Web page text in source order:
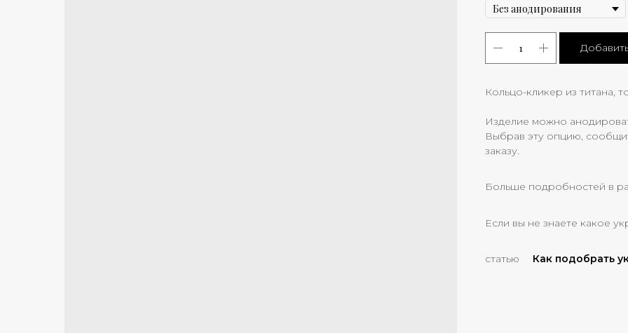
Кольцо-кликер из титана,
Изделие можно
Выбрав эту опцию,
заказу.
Больше подробностей в
Если вы не знаете какое
статью Как подобрать